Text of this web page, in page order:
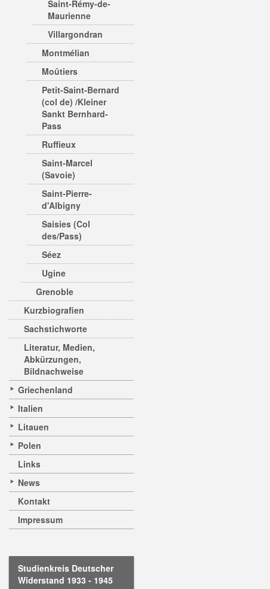
Saint-Rémy-de-
Maurienne
Villargondran
Montmélian
Moûtiers
Petit-Saint-Bernard
(col de) /Kleiner
Sankt Bernhard-
Pass
Ruffieux
Saint-Marcel
(Savoie)
Saint-Pierre-
d'Albigny
Saisies (Col
des/Pass)
Séez
Ugine
Grenoble
Kurzbiografien
Sachstichworte
Literatur, Medien,
Abkürzungen,
Bildnachweise
Griechenland
Italien
Litauen
Polen
Links
News
Kontakt
Impressum
Studienkreis Deutscher
Widerstand 1933 - 1945